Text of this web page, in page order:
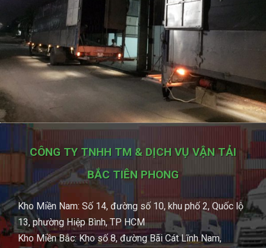
CÔNG TY TNHH TM & DỊCH VỤ VẬN TẢI
BẮC TIÊN PHONG
Kho Miền Nam: Số 14, đường số 10, khu phố 2, Quốc lộ
13, phường Hiệp Bình, TP HCM
Kho Miền Bắc: Kho số 8, đường Bãi Cát Lĩnh Nam,